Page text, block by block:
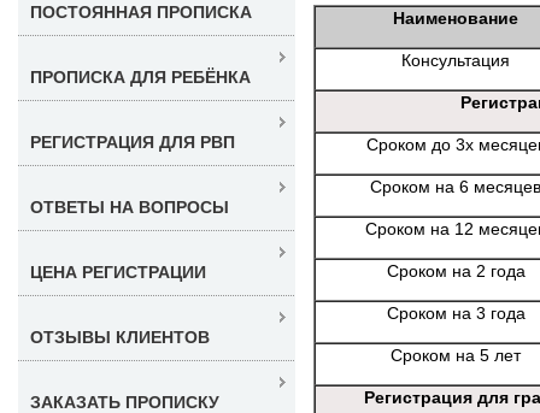
Наименование
Консультация
Сроком до 3х
Сроком на 6 месяцев
Сроком на 12
Сроком на 2 года
Сроком на 3 года
Сроком на 5 лет
Регистрация для
ПОСТОЯННАЯ ПРОПИСКА
ПРОПИСКА ДЛЯ РЕБЁНКА
РЕГИСТРАЦИЯ ДЛЯ РВП
ОТВЕТЫ НА ВОПРОСЫ
ЦЕНА РЕГИСТРАЦИИ
ОТЗЫВЫ КЛИЕНТОВ
ЗАКАЗАТЬ ПРОПИСКУ